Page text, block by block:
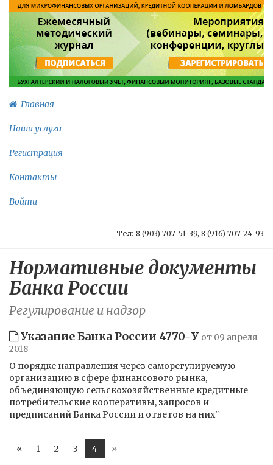
Главная
Наши услуги
Регистрация
Контакты
Войти
Тел: 8 (903) 707-51-39, 8 (916) 707-24-93
Нормативные документы
Банка России
Регулирование и надзор
Указание Банка России 4770-У от 09 апреля
2018
О порядке направления через саморегулируемую
организацию в сфере финансового рынка,
объединяющую сельскохозяйственные кредитные
потребительские кооперативы, запросов и
предписаний Банка России и ответов на них"
« 1 2 3 4 »